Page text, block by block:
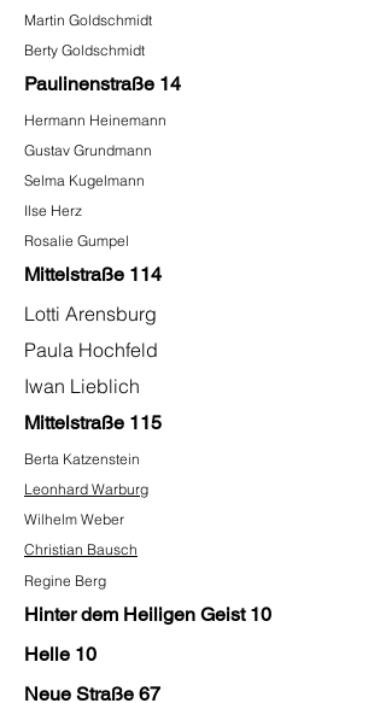
Martin Goldschmidt
Berty Goldschmidt
Paulinenstraße 14
Hermann Heinemann
Gustav Grundmann
Selma Kugelmann
Ilse Herz
Rosalie Gumpel
Mittelstraße 114
Lotti Arensburg
Paula Hochfeld
Iwan Lieblich
Mittelstraße 115
Berta Katzenstein
Leonhard Warburg
Wilhelm Weber
Christian Bausch
Regine Berg
Hinter dem Heiligen Geist 10
Helle 10
Neue Straße 67